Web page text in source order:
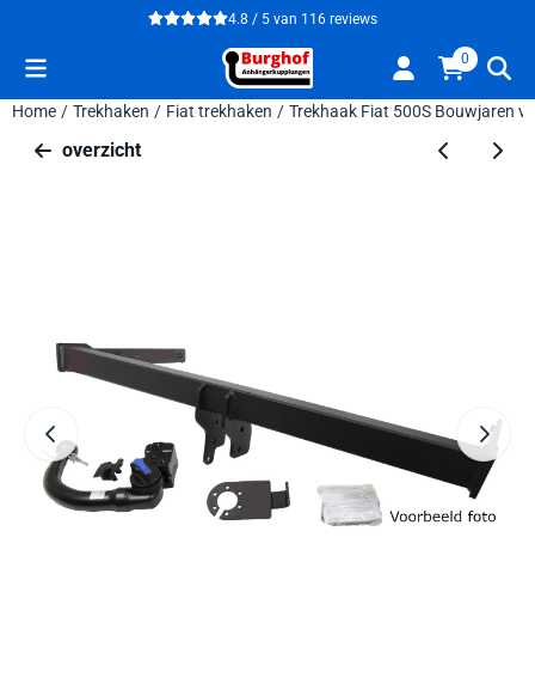
Cookievoorkeuren zijn beschikbaar. Kies instellingen of sta alle
4.8 / 5 van 116 reviews
0
Home / Trekhaken / Fiat trekhaken / Trekhaak Fiat 500S Bouwjaren
overzicht